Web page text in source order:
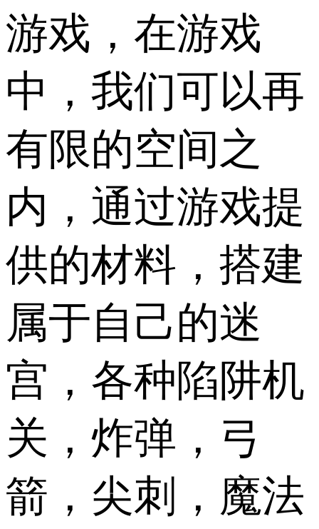
游戏，在游戏
中，我们可以再
有限的空间之
内，通过游戏提
供的材料，搭建
属于自己的迷
宫，各种陷阱机
关，炸弹，弓
箭，尖刺，魔法